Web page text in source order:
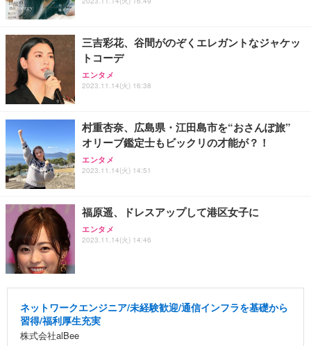
三吉彩花、谷間がのぞくエレガントなジャケッ
トコーデ
エンタメ
2023.11.14(火) 16:38
村重杏奈、広島県・江田島市を“おさんぽ旅”
オリーブ鑑定士もビックリの才能が？！
エンタメ
2023.11.14(火) 14:51
福原遥、ドレスアップして港区女子に
エンタメ
2023.11.14(火) 14:46
ネットワークエンジニア/未経験歓迎/通信インフラを基礎から
習得/福利厚生充実
株式会社alBee